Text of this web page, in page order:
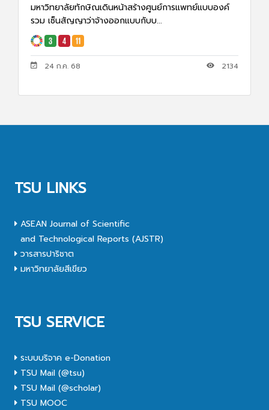
มหาวิทยาลัยทักษิณเดินหน้าสร้างศูนย์การแพทย์แบบองค์
รวม เซ็นสัญญาว่าจ้างออกแบบกับบ...
24 ก.ค. 68 2134
TSU LINKS
ASEAN Journal of Scientific
and Technological Reports (AJSTR)
วารสารปาริชาต
มหาวิทยาลัยสีเขียว
TSU SERVICE
ระบบบริจาค e-Donation
TSU Mail (@tsu)
TSU Mail (@scholar)
TSU MOOC